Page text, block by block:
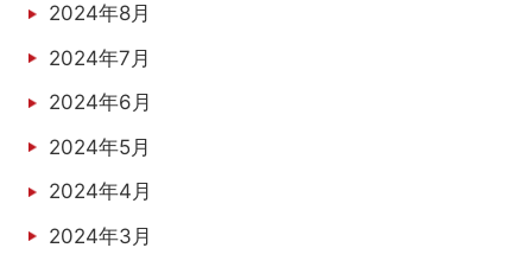
2024年8月
2024年7月
2024年6月
2024年5月
2024年4月
2024年3月